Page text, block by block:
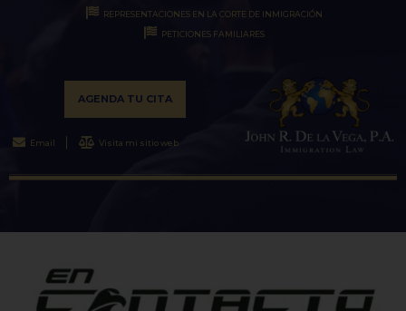
REPRESENTACIONES EN LA CORTE DE INMIGRACIÓN
PETICIONES FAMILIARES
AGENDA TU CITA
Email Visita mi sitio web